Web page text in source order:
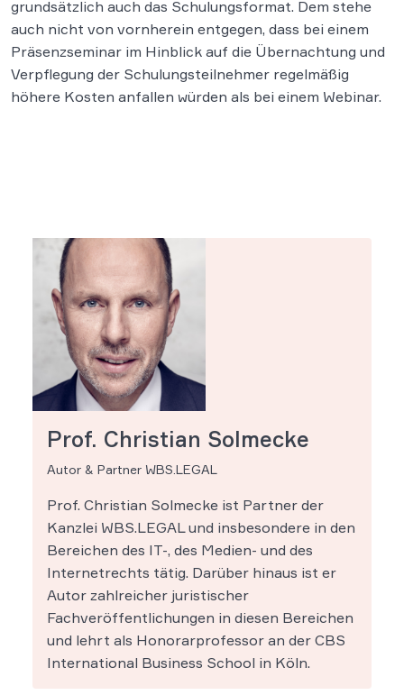
grundsätzlich auch das Schulungsformat. Dem stehe
auch nicht von vornherein entgegen, dass bei einem
Präsenzseminar im Hinblick auf die Übernachtung und
Verpflegung der Schulungsteilnehmer regelmäßig
höhere Kosten anfallen würden als bei einem Webinar.
Prof. Christian Solmecke
Autor & Partner WBS.LEGAL
Prof. Christian Solmecke ist Partner der
Kanzlei WBS.LEGAL und insbesondere in den
Bereichen des IT-, des Medien- und des
Internetrechts tätig. Darüber hinaus ist er
Autor zahlreicher juristischer
Fachveröffentlichungen in diesen Bereichen
und lehrt als Honorarprofessor an der CBS
International Business School in Köln.